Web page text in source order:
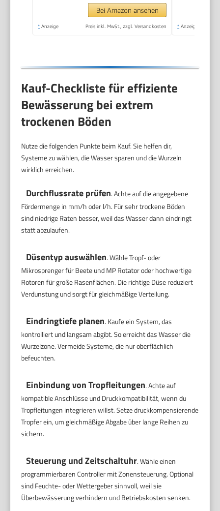
Punktstrahl), einfache
Bedienung, sicherer
Stand (2073-20)
Bei Amazon ansehen
* Anzeige Preis inkl. MwSt., zzgl. Versandkosten * Anzeige
Kauf-Checkliste für effiziente
Bewässerung bei extrem
trockenen Böden
Nutze die folgenden Punkte beim Kauf. Sie helfen dir,
Systeme zu wählen, die Wasser sparen und die Wurzeln
wirklich erreichen.
Durchflussrate prüfen. Achte auf die angegebene
Fördermenge in mm/h oder l/h. Für sehr trockene Böden
sind niedrige Raten besser, weil das Wasser dann eindringt
statt abzulaufen.
Düsentyp auswählen. Wähle Tropf- oder
Mikrosprenger für Beete und MP Rotator oder hochwertige
Rotoren für große Rasenflächen. Die richtige Düse reduziert
Verdunstung und sorgt für gleichmäßige Verteilung.
Eindringtiefe planen. Kaufe ein System, das
kontrolliert und langsam abgibt. So erreicht das Wasser die
Wurzelzone. Vermeide Systeme, die nur oberflächlich
befeuchten.
Einbindung von Tropfleitungen. Achte auf
kompatible Anschlüsse und Druckkompatibilität, wenn du
Tropfleitungen integrieren willst. Setze druckkompensierende
Tropfer ein, um gleichmäßige Abgabe über lange Reihen zu
sichern.
Steuerung und Zeitschaltuhr. Wähle einen
programmierbaren Controller mit Zonensteuerung. Optional
sind Feuchte- oder Wettergeber sinnvoll, weil sie
Überbewässerung verhindern und Betriebskosten senken.